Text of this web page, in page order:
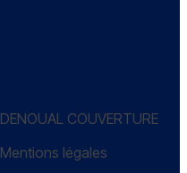
DENOUAL COUVERTURE
Mentions légales